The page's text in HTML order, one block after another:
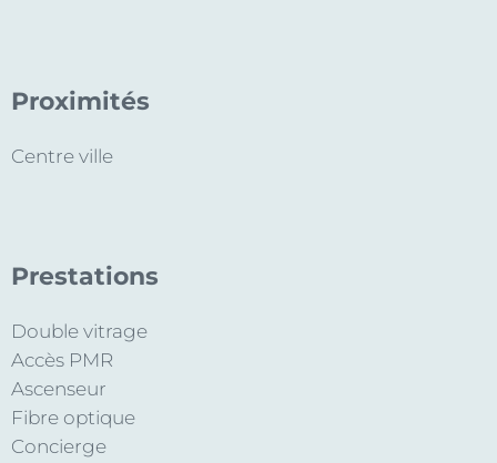
Proximités
Centre ville
Prestations
Double vitrage
Accès PMR
Ascenseur
Fibre optique
Concierge